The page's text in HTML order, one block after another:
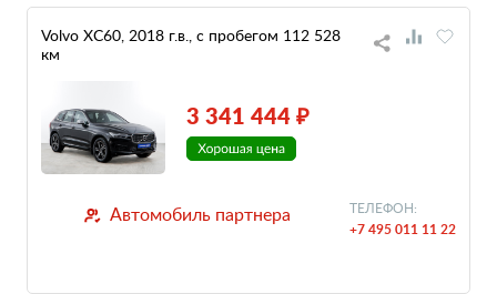
Volvo XC60, 2018 г.в., с пробегом 112 528
км
3 341 444 ₽
Автомобиль партнера ТЕЛЕФОН:
+7 495 011 11 22